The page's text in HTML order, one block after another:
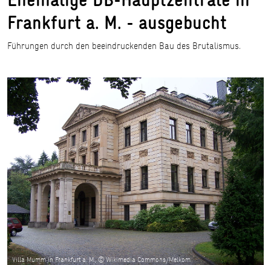
Frankfurt a. M. - ausgebucht
Führungen durch den beeindruckenden Bau des Brutalismus.
Villa Mumm in Frankfurt a. M., © Wikimedia Commons/Melkom